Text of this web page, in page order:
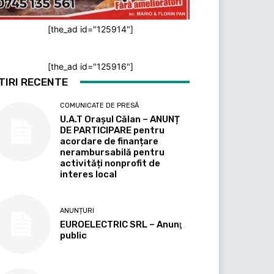
[the_ad id="125914"]
[the_ad id="125916"]
RECENTE
COMUNICATE DE PRESĂ
U.A.T Orașul Călan – ANUNȚ
DE PARTICIPARE pentru
acordare de finanțare
nerambursabilă pentru
activități nonprofit de
interes local
ANUNȚURI
EUROELECTRIC SRL – Anunţ
public